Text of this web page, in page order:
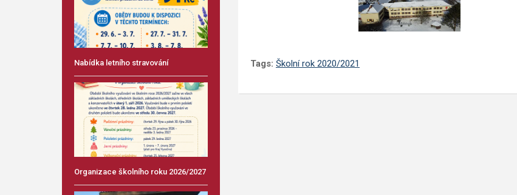
Nabídka letního stravování
Organizace školního roku 2026/2027
Tags: Školní rok 2020/2021